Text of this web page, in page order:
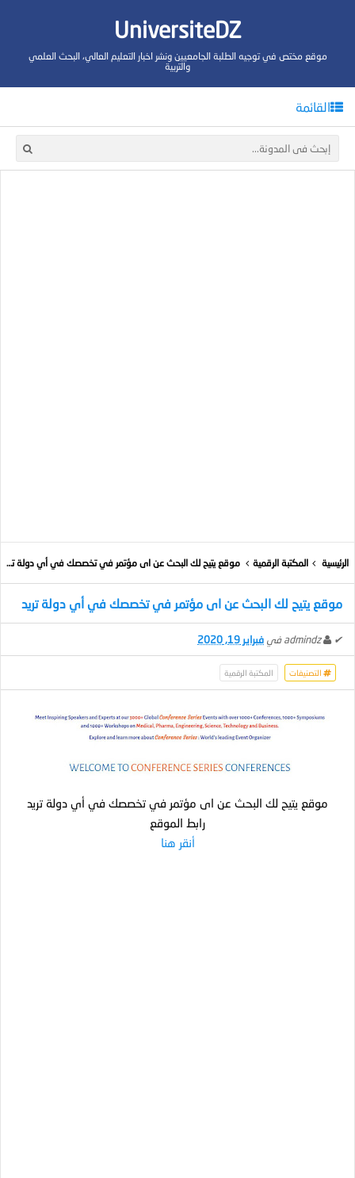
UniversiteDZ
موقع مختص في توجيه الطلبة الجامعيين ونشر اخبار التعليم العالي، البحث العلمي
والتربية
القائمة
الرئيسية المكتبة الرقمية موقع يتيح لك البحث عن اى مؤتمر في تخصصك في أي دولة تريد
موقع يتيح لك البحث عن اى مؤتمر في تخصصك في أي دولة تريد
✔
admindz في فبراير 19, 2020
التصنيفات المكتبة الرقمية
موقع يتيح لك البحث عن اى مؤتمر في تخصصك في أي دولة تريد
رابط الموقع
أنقر هنا